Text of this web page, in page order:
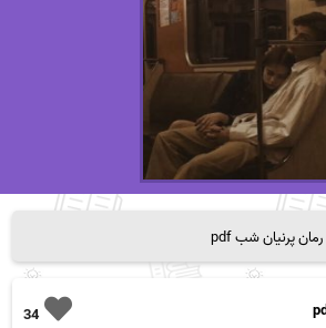
رمان پرنیان شب pdf
34